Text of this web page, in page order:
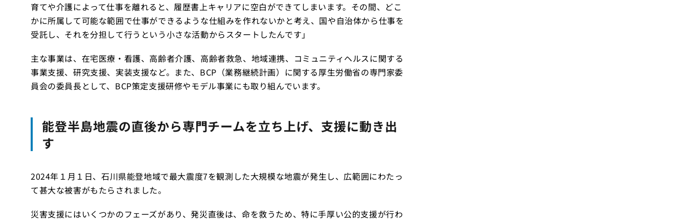
育てや介護によって仕事を離れると、履歴書上キャリアに空白ができてしまいます。その間、どこ
かに所属して可能な範囲で仕事ができるような仕組みを作れないかと考え、国や自治体から仕事を
受託し、それを分担して行うという小さな活動からスタートしたんです」
主な事業は、在宅医療・看護、高齢者介護、高齢者救急、地域連携、コミュニティヘルスに関する
事業支援、研究支援、実装支援など。また、BCP（業務継続計画）に関する厚生労働省の専門家委
員会の委員長として、BCP策定支援研修やモデル事業にも取り組んでいます。
能登半島地震の直後から専門チームを立ち上げ、支援に動き出
す
2024年１月１日、石川県能登地域で最大震度7を観測した大規模な地震が発生し、広範囲にわたっ
て甚大な被害がもたらされました。
災害支援にはいくつかのフェーズがあり、発災直後は、命を救うため、特に手厚い公的支援が行わ